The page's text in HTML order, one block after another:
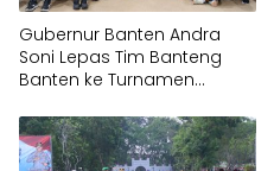
Gubernur Banten Andra
Soni Lepas Tim Banteng
Banten ke Turnamen